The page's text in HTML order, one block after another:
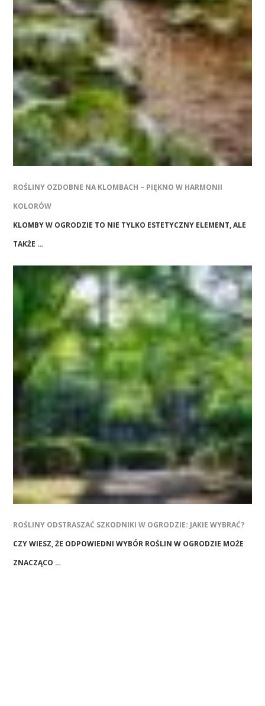
ROŚLINY OZDOBNE NA KLOMBACH – PIĘKNO W HARMONII
KOLORÓW
KLOMBY W OGRODZIE TO NIE TYLKO ESTETYCZNY ELEMENT, ALE
TAKŻE …
ROŚLINY ODSTRASZAĆ SZKODNIKI W OGRODZIE: JAKIE WYBRAĆ?
CZY WIESZ, ŻE ODPOWIEDNI WYBÓR ROŚLIN W OGRODZIE MOŻE
ZNACZĄCO …